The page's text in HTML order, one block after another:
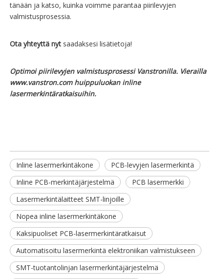
tänään ja katso, kuinka voimme parantaa piirilevyjen
valmistusprosessia.
Ota yhteyttä nyt saadaksesi lisätietoja!
Optimoi piirilevyjen valmistusprosessi Vanstronilla. Vierailla
www.vanstron.com huippuluokan inline
lasermerkintäratkaisuihin.
Inline lasermerkintäkone
PCB-levyjen lasermerkintä
Inline PCB-merkintäjärjestelmä
PCB lasermerkki
Lasermerkintälaitteet SMT-linjoille
Nopea inline lasermerkintäkone
Kaksipuoliset PCB-lasermerkintäratkaisut
Automatisoitu lasermerkintä elektroniikan valmistukseen
SMT-tuotantolinjan lasermerkintäjärjestelmä